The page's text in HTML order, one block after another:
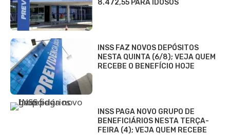
8.472,55 PARA IDOSOS
INSS FAZ NOVOS DEPÓSITOS
NESTA QUINTA (6/8); VEJA QUEM
RECEBE O BENEFÍCIO HOJE
INSS PAGA NOVO GRUPO DE
BENEFICIÁRIOS NESTA TERÇA-
FEIRA (4); VEJA QUEM RECEBE